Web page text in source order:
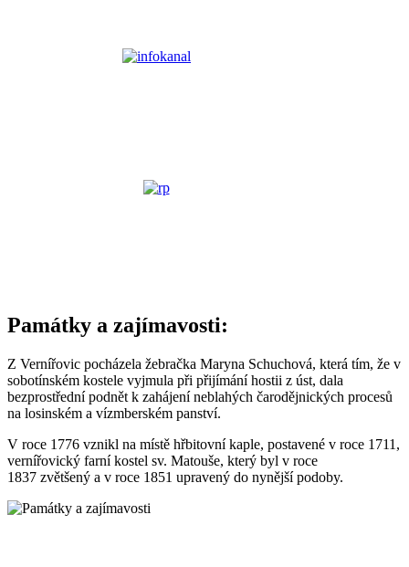
Památky a zajímavosti:
Z Vernířovic pocházela žebračka Maryna Schuchová, která tím, že v
sobotínském kostele vyjmula při přijímání hostii z úst, dala
bezprostřední podnět k zahájení neblahých čarodějnických procesů
na losinském a vízmberském panství.
V roce 1776 vznikl na místě hřbitovní kaple, postavené v roce 1711,
vernířovický farní kostel sv. Matouše, který byl v roce
1837 zvětšený a v roce 1851 upravený do nynější podoby.